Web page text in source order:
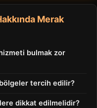
Merak
bulmak zor
tercih edilir?
dikkat edilmelidir?